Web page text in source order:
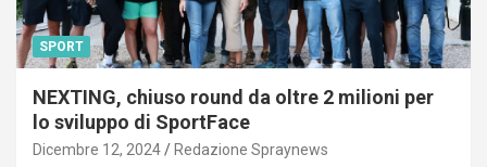
SPORT
NEXTING, chiuso round da oltre 2 milioni per
lo sviluppo di SportFace
Dicembre 12, 2024 Redazione Spraynews